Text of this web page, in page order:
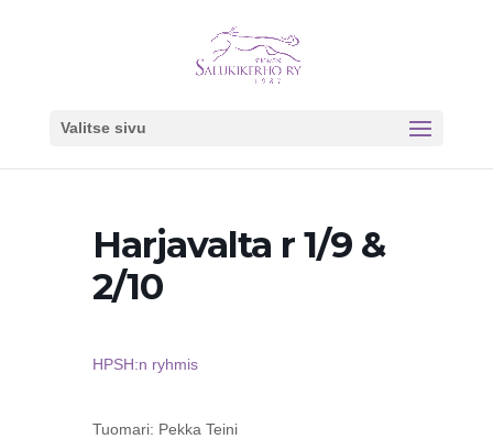
Valitse sivu
Harjavalta r 1/9 &
2/10
HPSH:n ryhmis
Tuomari: Pekka Teini